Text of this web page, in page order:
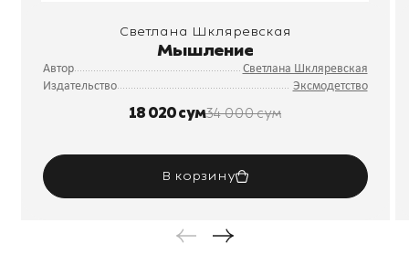
Светлана Шкляревская
Мышление
Автор
Светлана Шкляревская
Издательство
Эксмодетство
18 020 сум34 000 сум
В корзину